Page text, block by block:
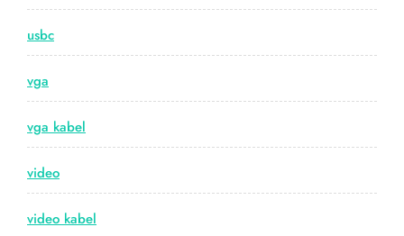
usbc
vga
vga kabel
video
video kabel